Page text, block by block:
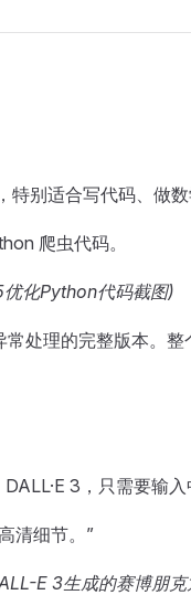
别适合写代码、做数
爬虫代码。
化Python代码截图)
处理的完整版本。
3，只需要输入
清细节。”
E 3生成的赛博朋克